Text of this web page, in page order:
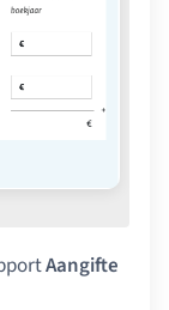
Aangifte